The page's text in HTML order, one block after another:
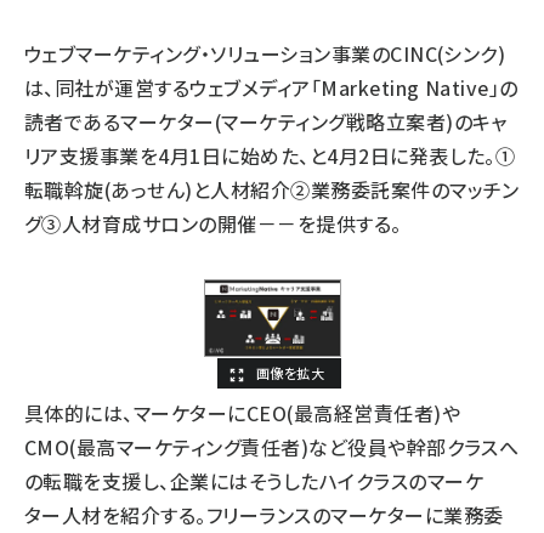
ウェブマーケティング・ソリューション事業のCINC(シンク)
は、同社が運営するウェブメディア「Marketing Native」の
読者であるマーケター(マーケティング戦略立案者)のキャ
リア支援事業を4月1日に始めた、と4月2日に発表した。①
転職斡旋(あっせん)と人材紹介②業務委託案件のマッチン
グ③人材育成サロンの開催－－を提供する。
具体的には、マーケターにCEO(最高経営責任者)や
CMO(最高マーケティング責任者)など役員や幹部クラスへ
の転職を支援し、企業にはそうしたハイクラスのマーケ
ター人材を紹介する。フリーランスのマーケターに業務委